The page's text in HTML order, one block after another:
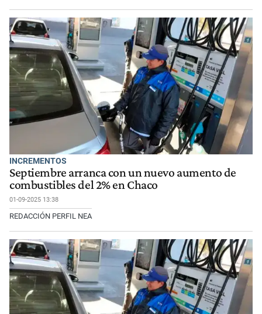
INCREMENTOS
Septiembre arranca con un nuevo aumento de
combustibles del 2% en Chaco
01-09-2025 13:38
REDACCIÓN PERFIL NEA